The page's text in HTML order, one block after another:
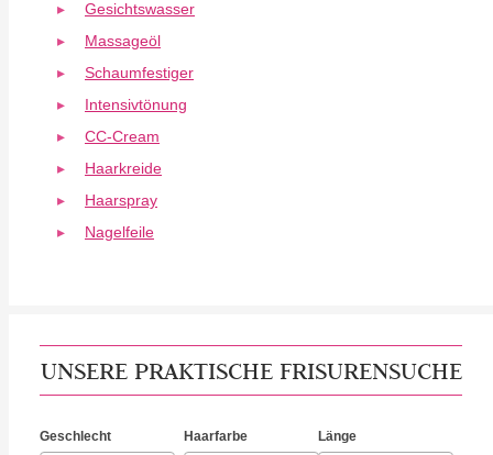
Gesichtswasser
Massageöl
Schaumfestiger
Intensivtönung
CC-Cream
Haarkreide
Haarspray
Nagelfeile
UNSERE PRAKTISCHE FRISURENSUCHE
Geschlecht Haarfarbe Länge